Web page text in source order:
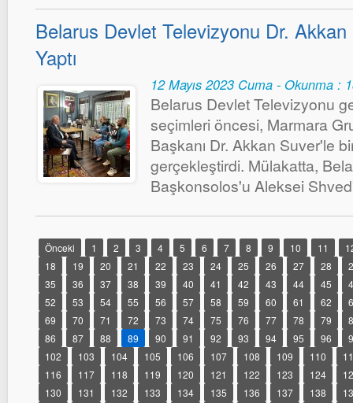
Belarus Devlet Televizyonu Dr.
Yaptı
12 Mayıs 2023 Cuma - Okunma :
Belarus Devlet Televizyonu
seçimleri öncesi, Marmara
Başkanı Dr. Akkan Suver'le
gerçekleştirdi. Mülakatta,
Başkonsolos'u Aleksei
Önceki 1 2 3 4 5 6 7 8 9 10 11
18
19 20 21 22 23 24 25 26 27 28
35
36 37 38 39 40 41 42 43 44 45
52
53 54 55 56 57 58 59 60 61 62
69
70 71 72 73 74 75 76 77 78 79
86
87 88 89 90 91 92 93 94 95 96
102
103 104 105 106 107 108 109 110
116
117 118 119 120 121 122 123 124
130
131 132 133 134 135 136 137 138